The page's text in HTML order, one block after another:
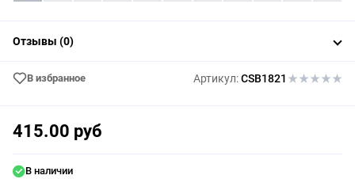
Отзывы (0)
В избранное Артикул:CSB1821
415.00 руб
В наличии